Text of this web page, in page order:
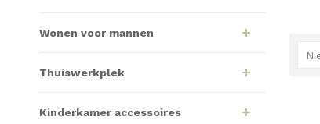
Wonen voor mannen
Thuiswerkplek
Kinderkamer accessoires